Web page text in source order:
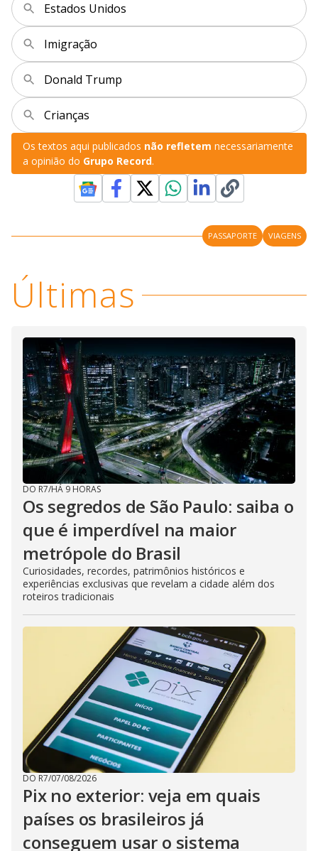
Estados Unidos
Imigração
Donald Trump
Crianças
Os textos aqui publicados não refletem necessariamente
a opinião do Grupo Record.
PASSAPORTE VIAGENS
Últimas
DO R7/HÁ 9 HORAS
Os segredos de São Paulo: saiba o
que é imperdível na maior
metrópole do Brasil
Curiosidades, recordes, patrimônios históricos e
experiências exclusivas que revelam a cidade além dos
roteiros tradicionais
DO R7/07/08/2026
Pix no exterior: veja em quais
países os brasileiros já
conseguem usar o sistema